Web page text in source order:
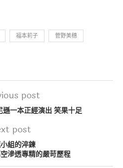
福本莉子 菅野美穗
post
遜一本正經演出 笑果十足
post
組的淬鍊
滲透專精的嚴苛歷程